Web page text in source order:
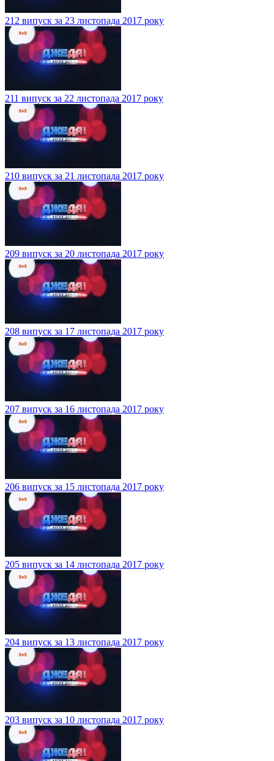
212 випуск за 23 листопада 2017 року
211 випуск за 22 листопада 2017 року
210 випуск за 21 листопада 2017 року
209 випуск за 20 листопада 2017 року
208 випуск за 17 листопада 2017 року
207 випуск за 16 листопада 2017 року
206 випуск за 15 листопада 2017 року
205 випуск за 14 листопада 2017 року
204 випуск за 13 листопада 2017 року
203 випуск за 10 листопада 2017 року